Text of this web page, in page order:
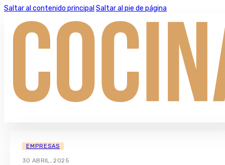
Saltar al contenido principal Saltar al pie de página
EMPRESAS
30 ABRIL, 2025